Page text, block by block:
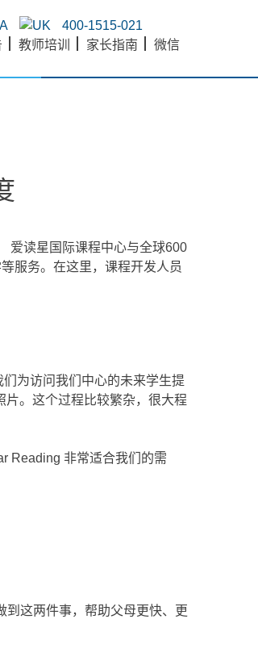
400-1515-021
教师培训 家长指南 微信
爱读星国际课程中心与全球600
服务。在这里，课程开发人员
为访问我们中心的未来学生提
。这个过程比较繁杂，很大程
Reading 非常适合我们的需
这两件事，帮助父母更快、更